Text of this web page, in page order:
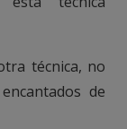
técnica, no
de